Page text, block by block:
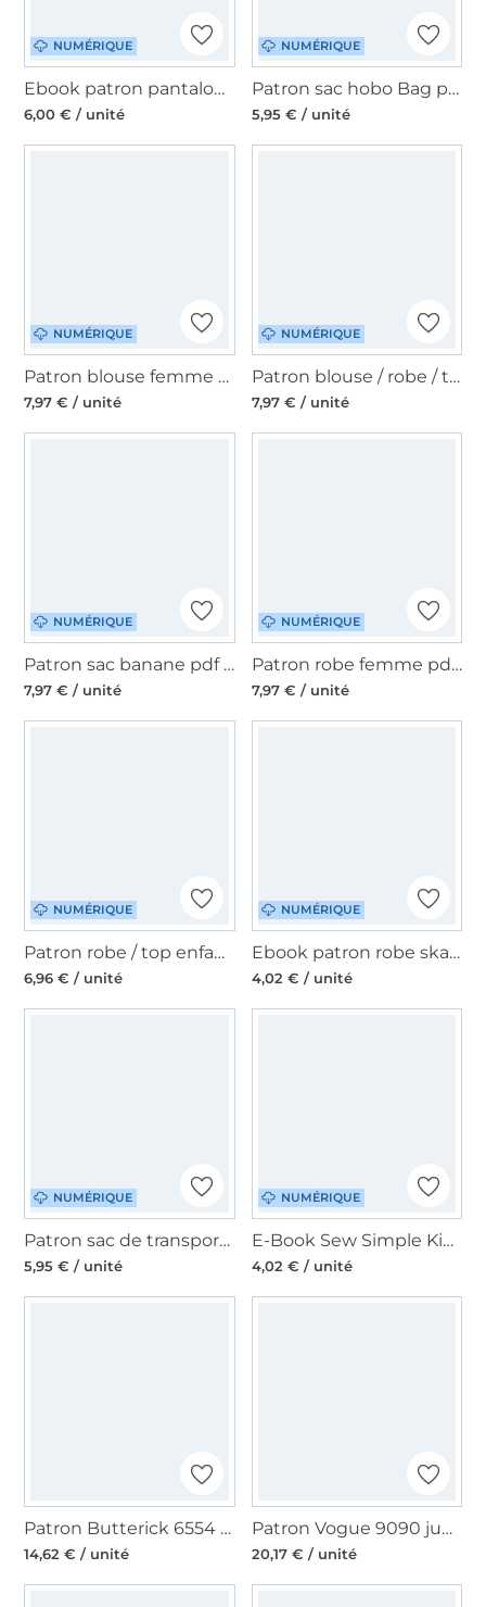
NUMÉRIQUE
Ebook patron pantalon femme pdf Babet My Image S1311, en français
6,00 € / unité
NUMÉRIQUE
Patron sac hobo Bag pdf Resa Basic CreaResa, en allemand
5,95 € / unité
NUMÉRIQUE
Patron blouse femme pdf Mme Maki Studio, en Français
7,97 € / unité
NUMÉRIQUE
Patron blouse / robe / tunique femme pdf Latana Erbsünde, en allemand
7,97 € / unité
NUMÉRIQUE
Patron sac banane pdf Moon Bag Luna M + L CreaResa, en allemand
7,97 € / unité
NUMÉRIQUE
Patron robe femme pdf Camela Lillesol & Pelle, en allemand
7,97 € / unité
NUMÉRIQUE
Patron robe / top enfant pdf Orangella Firlefanz, en allemand
6,96 € / unité
NUMÉRIQUE
Ebook patron robe skater femme TUVA Sew Simple, en allemand
4,02 € / unité
NUMÉRIQUE
Patron sac de transport pour chien pdf Maria Erbsünde, en allemand
5,95 € / unité
NUMÉRIQUE
E-Book Sew Simple Kinder-Raglanshirt Lemon slim, en allemand
4,02 € / unité
Patron Butterick 6554 robe d'été, en français
14,62 € / unité
Patron Vogue 9090 jupe, en français
20,17 € / unité